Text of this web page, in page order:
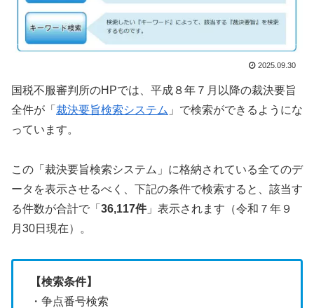
2025.09.30
国税不服審判所のHPでは、平成８年７月以降の裁決要旨
全件が「 裁決要旨検索システム 」で検索ができるようにな
っています。
この「裁決要旨検索システム」に格納されている全てのデ
ータを表示させるべく、下記の条件で検索すると、該当す
る件数が合計で「 36,117件」表示されます（令和７年９
月30日現在）。
【検索条件】
・争点番号検索